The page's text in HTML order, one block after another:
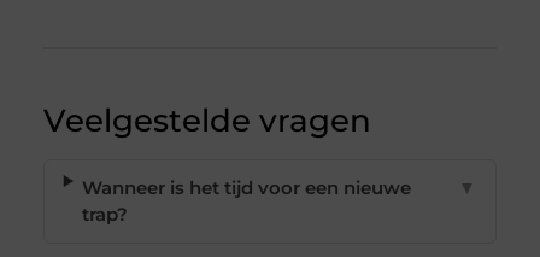
Veelgestelde vragen
Wanneer is het tijd voor een nieuwe
trap?
▼